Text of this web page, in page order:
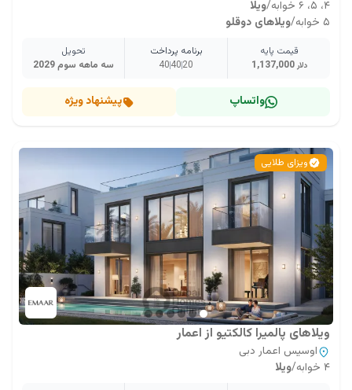
۴، ۵، ۶ خوابه
/ویلا
۵ خوابه
/ویلاهای دوقلو
قیمت پایه
1,137,000 دلار
برنامه پرداخت
20
40
40
تحویل
سه ماهه سوم 2029
واتساپ پیشنهاد ویژه
ویزای طلایی
ویلاهای پالمیرا کالکتیو از اعمار
اوسیس اعمار دبی
۴ خوابه
/ویلا